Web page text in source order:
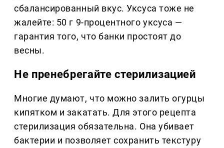
сбалансированный вкус. Уксуса тоже не
жалейте: 50 г 9-процентного уксуса —
гарантия того, что банки простоят до
весны.
Не пренебрегайте стерилизацией
Многие думают, что можно залить огурцы
кипятком и закатать. Для этого рецепта
стерилизация обязательна. Она убивает
бактерии и позволяет сохранить текстуру